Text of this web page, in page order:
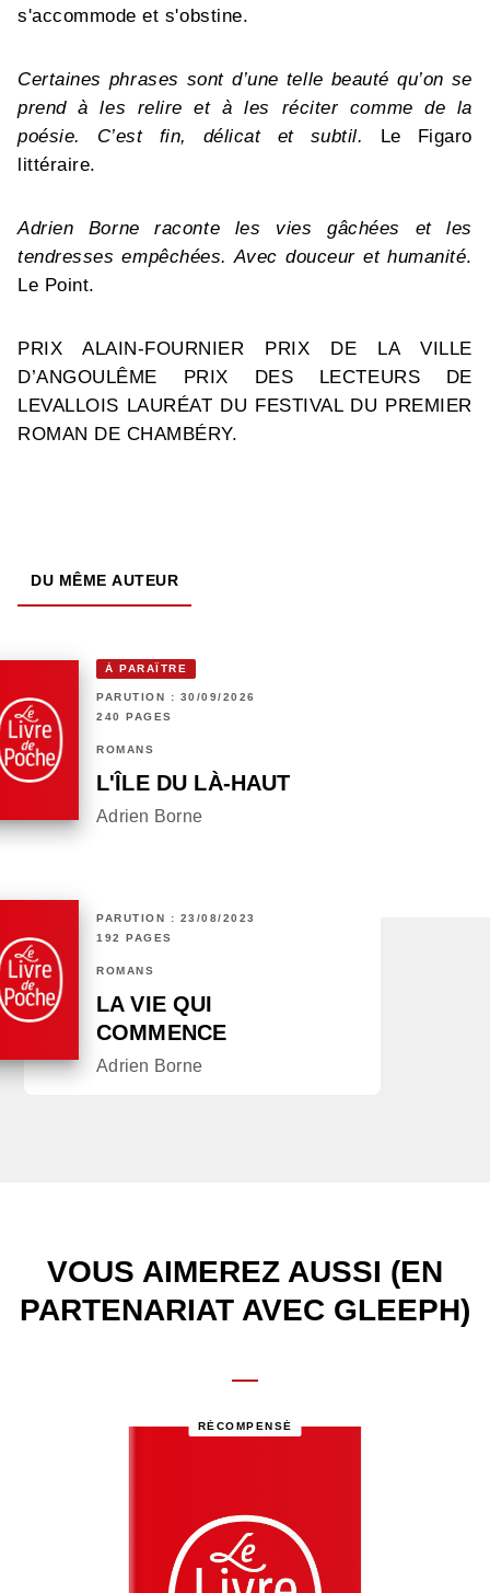
s'accommode et s'obstine.
Certaines phrases sont d’une telle beauté qu’on se
prend à les relire et à les réciter comme de la
poésie. C’est fin, délicat et subtil.
Le Figaro
littéraire.
Adrien Borne raconte les vies gâchées et les
tendresses empêchées. Avec douceur et humanité.
Le Point.
PRIX ALAIN-FOURNIER PRIX DE LA VILLE
D’ANGOULÊME PRIX DES LECTEURS DE
LEVALLOIS LAURÉAT DU FESTIVAL DU PREMIER
ROMAN DE CHAMBÉRY.
DU MÊME AUTEUR
À PARAÎTRE
PARUTION : 30/09/2026
240 PAGES
ROMANS
L'ÎLE DU LÀ-HAUT
Adrien Borne
PARUTION : 23/08/2023
192 PAGES
ROMANS
LA VIE QUI
COMMENCE
Adrien Borne
VOUS AIMEREZ AUSSI (EN
PARTENARIAT AVEC GLEEPH)
RÉCOMPENSÉ